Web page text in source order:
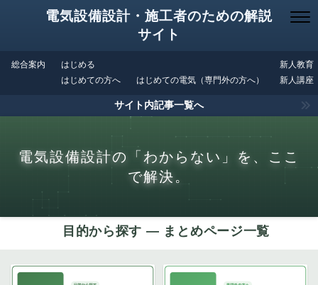
電気設備設計・施工者のための解説
サイト
総合案内
はじめる
はじめての方へ
はじめての電気（専門外の方へ）
新人教育
新人講座
サイト内記事一覧へ
電気設備設計の「わからない」を、ここ
で解決。